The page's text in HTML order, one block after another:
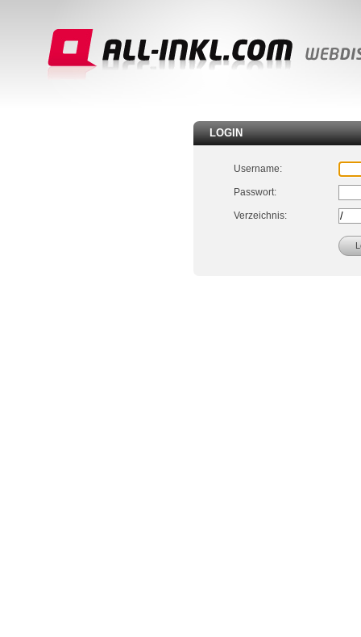
LOGIN
Username:
Passwort:
Verzeichnis: